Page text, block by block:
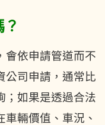
會依申請管道而不
公司申請，通常比
；如果是透過合法
輛價值、車況、